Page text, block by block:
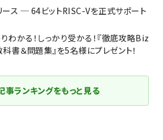
ース ─ 64ビットRISC-Vを正式サポート
わかる！しっかり受かる！『徹底攻略Biz
書＆問題集』を5名様にプレゼント！
事ランキングをもっと見る